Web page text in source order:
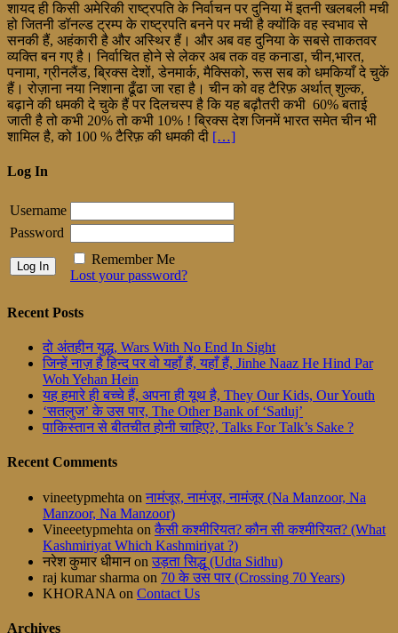
शायद ही किसी अमेरिकी राष्ट्रपति के निर्वाचन पर दुनिया में इतनी खलबली मची
हो जितनी डॉनल्ड ट्रम्प के राष्ट्रपति बनने पर मची है क्योंकि वह स्वभाव से
सनकी हैं, अहंकारी है और अस्थिर हैं। और अब वह दुनिया के सबसे ताकतवर
व्यक्ति बन गए है। निर्वाचित होने से लेकर अब तक वह कनाडा, चीन,भारत,
पनामा, ग्रीनलैंड, ब्रिक्स देशों, डेनमार्क, मैक्सिको, रूस सब को धमकियाँ दे चुकें
हैं। रोज़ाना नया निशाना ढूँढा जा रहा है। चीन को वह टैरिफ़ अर्थात् शुल्क,
बढ़ाने की धमकी दे चुके हैं पर दिलचस्प है कि यह बढ़ौतरी कभी 60% बताई
जाती है तो कभी 20% तो कभी 10% ! ब्रिक्स देश जिनमें भारत समेत चीन भी
शामिल है, को 100 % टैरिफ़ की धमकी दी […]
Log In
Username
Password
Remember Me
Lost your password?
Recent Posts
दो अंतहीन युद्ध, Wars With No End In Sight
जिन्हें नाज़ है हिन्द पर वो यहाँ हैं, यहाँ हैं, Jinhe Naaz He Hind Par
Woh Yehan Hein
यह हमारे ही बच्चे हैं, अपना ही यूथ है, They Our Kids, Our Youth
‘सतलुज’ के उस पार, The Other Bank of ‘Satluj’
पाकिस्तान से बीतचीत होनी चाहिए?, Talks For Talk’s Sake ?
Recent Comments
vineetypmehta on नामंजूर, नामंजूर, नामंजूर (Na Manzoor, Na
Manzoor, Na Manzoor)
Vineeetypmehta on कैसी कश्मीरियत? कौन सी कश्मीरियत? (What
Kashmiriyat Which Kashmiriyat ?)
नरेश कुमार धीमानon उड़ता सिद्धू (Udta Sidhu)
raj kumar sharma on 70 के उस पार (Crossing 70 Years)
KHORANA on Contact Us
Archives